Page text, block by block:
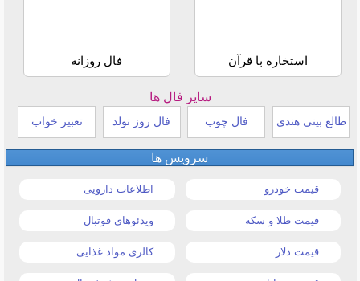
استخاره با قرآن فال روزانه
سایر فال ها
طالع بینی هندی فال چوب فال روز تولد تعبیر خواب
سرویس ها
قیمت خودرو اطلاعات دارویی
قیمت طلا و سکه ویدئوهای فوتبال
قیمت دلار کالری مواد غذایی